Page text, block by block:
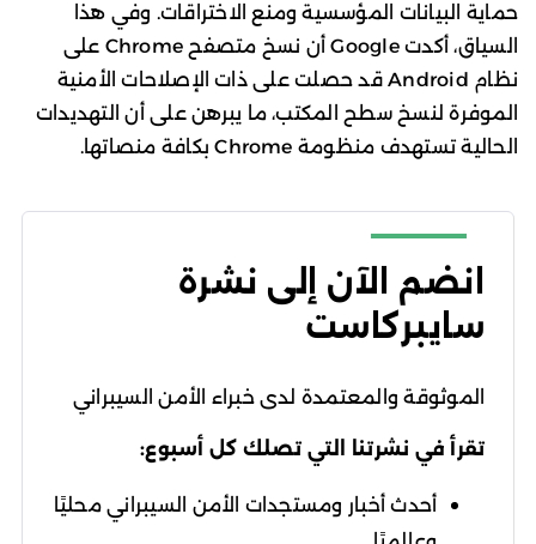
حماية البيانات المؤسسية ومنع الاختراقات. وفي هذا
السياق، أكدت Google أن نسخ متصفح Chrome على
نظام Android قد حصلت على ذات الإصلاحات الأمنية
الموفرة لنسخ سطح المكتب، ما يبرهن على أن التهديدات
الحالية تستهدف منظومة Chrome بكافة منصاتها.
انضم الآن إلى نشرة
سايبركاست
الموثوقة والمعتمدة لدى خبراء الأمن السيبراني
تقرأ في نشرتنا التي تصلك كل أسبوع:
أحدث أخبار ومستجدات الأمن السيبراني محليًا